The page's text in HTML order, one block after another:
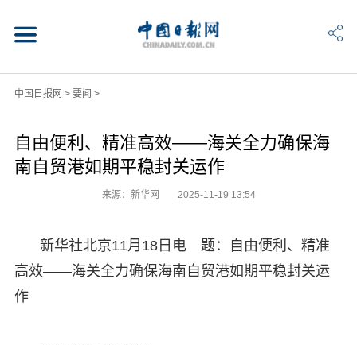
中国日报网 > 要闻 >
自由便利、精准高效——海关全力确保海
南自贸港如期平稳封关运作
来源：新华网 2025-11-19 13:54
新华社北京11月18日电 题：自由便利、精准
高效——海关全力确保海南自贸港如期平稳封关运
作